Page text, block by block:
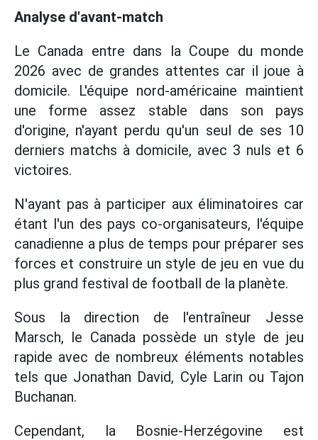
Analyse d'avant-match
Le Canada entre dans la Coupe du monde
2026 avec de grandes attentes car il joue à
domicile. L'équipe nord-américaine maintient
une forme assez stable dans son pays
d'origine, n'ayant perdu qu'un seul de ses 10
derniers matchs à domicile, avec 3 nuls et 6
victoires.
N'ayant pas à participer aux éliminatoires car
étant l'un des pays co-organisateurs, l'équipe
canadienne a plus de temps pour préparer ses
forces et construire un style de jeu en vue du
plus grand festival de football de la planète.
Sous la direction de l'entraîneur Jesse
Marsch, le Canada possède un style de jeu
rapide avec de nombreux éléments notables
tels que Jonathan David, Cyle Larin ou Tajon
Buchanan.
Cependant, la Bosnie-Herzégovine est